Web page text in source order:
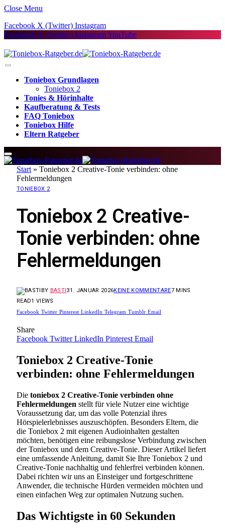
Close Menu
Facebook X (Twitter) Instagram
Facebook X (Twitter) InstagramYouTube
Toniebox Grundlagen
Toniebox 2
Tonies & Hörinhalte
Kaufberatung & Tests
FAQ Toniebox
Toniebox Hilfe
Eltern Ratgeber
Start » Toniebox 2 Creative-Tonie verbinden: ohne
Fehlermeldungen
TONIEBOX 2
Toniebox 2 Creative-
Tonie verbinden: ohne
Fehlermeldungen
BY BASTI31. JANUAR 2026KEINE KOMMENTARE7 MINS
READ1 VIEWS
Facebook Twitter Pinterest LinkedIn Telegram Tumblr Email
Share
Facebook Twitter LinkedIn Pinterest Email
Toniebox 2 Creative-Tonie
verbinden: ohne Fehlermeldungen
Die toniebox 2 Creative-Tonie verbinden ohne
Fehlermeldungen stellt für viele Nutzer eine wichtige
Voraussetzung dar, um das volle Potenzial ihres
Hörspielerlebnisses auszuschöpfen. Besonders Eltern, die
die Toniebox 2 mit eigenen Audioinhalten gestalten
möchten, benötigen eine reibungslose Verbindung zwischen
der Toniebox und dem Creative-Tonie. Dieser Artikel liefert
eine umfassende Anleitung, damit Sie Ihre Toniebox 2 und
Creative-Tonie nachhaltig und fehlerfrei verbinden können.
Dabei richten wir uns an Einsteiger und fortgeschrittene
Anwender, die technische Hürden vermeiden möchten und
einen einfachen Weg zur optimalen Nutzung suchen.
Das Wichtigste in 60 Sekunden